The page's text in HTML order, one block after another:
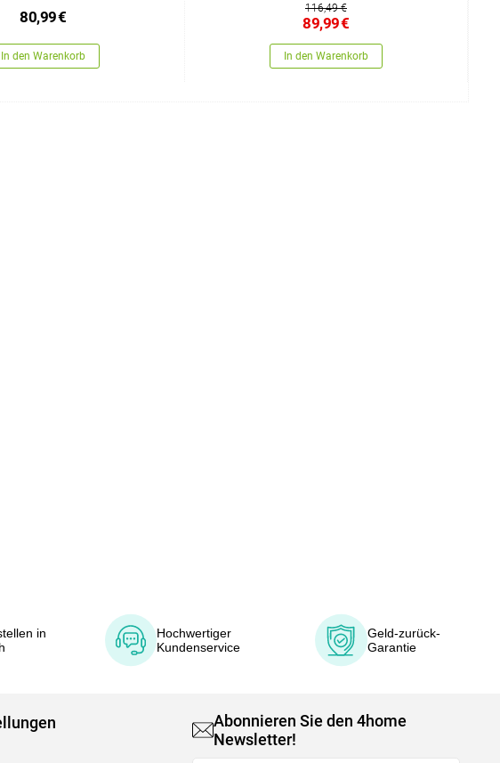
80,99€
In den Warenkorb
116,49 €
89,99€
In den Warenkorb
in
Hochwertiger
Kundenservice
Geld-zurück-
Garantie
Abonnieren Sie den 4home
Newsletter!